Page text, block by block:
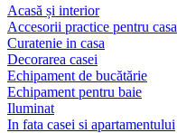
Acasă și interior
Accesorii practice pentru casa
Curatenie in casa
Decorarea casei
Echipament de bucătărie
Echipament pentru baie
Iluminat
In fata casei si apartamentului